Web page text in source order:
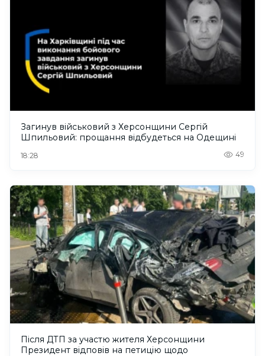
Загинув військовий з Херсонщини Сергій
Шпильовий: прощання відбудеться на Одещині
18:28 49
Після ДТП за участю жителя Херсонщини
Президент відповів на петицію щодо